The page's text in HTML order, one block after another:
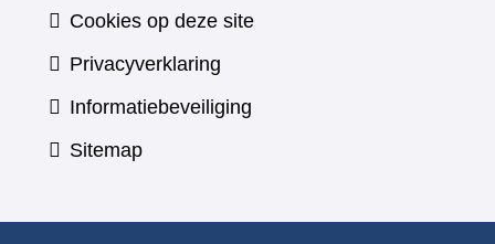
Cookies op deze site
Privacyverklaring
Informatiebeveiliging
Sitemap